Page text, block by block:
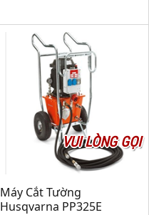
VUI LÒNG GỌI
Máy Cắt Tường
Husqvarna PP325E